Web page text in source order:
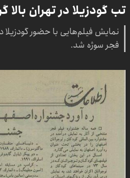
تب گودزیلا در تهران
نمایش فیلم‌هایی با حضور گودزیلا
فجر سوژه شد.